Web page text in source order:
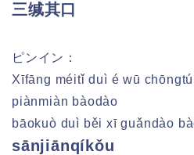
三缄其口
ピンイン：
Xīfāng méitǐ duì é wū
piànmiàn bàodào
bāokuò duì běi xī guǎndào
sānjiānqíkǒu